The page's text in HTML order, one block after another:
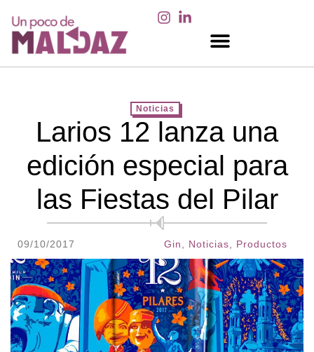
Noticias
Larios 12 lanza una
edición especial para
las Fiestas del Pilar
09/10/2017 Gin Noticias Productos